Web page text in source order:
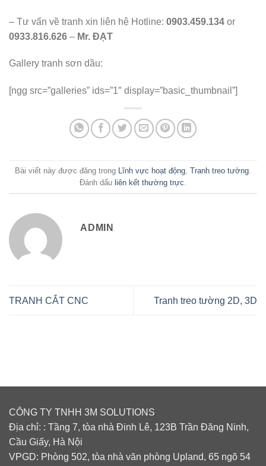
– Tư vấn về tranh xin liên hệ Hotline: 0903.459.134 or
0933.816.626 – Mr. ĐẠT
Gallery tranh sơn dầu:
[ngg src=”galleries” ids=”1″ display=”basic_thumbnail”]
Bài viết này được đăng trong Lĩnh vực hoạt động Tranh treo tường
Đánh dấu liên kết thường trực
ADMIN
TRANH CẮT CNC Tranh treo tường 2D, 3D
CÔNG TY TNHH 3M SOLUTIONS
Địa chỉ: : Tầng 7, tòa nhà Đinh Lê, 123B Trần Đăng Ninh,
Cầu Giấy, Hà Nội
VPGD: Phòng 502, tòa nhà văn phòng Upland, 65 ngõ 54